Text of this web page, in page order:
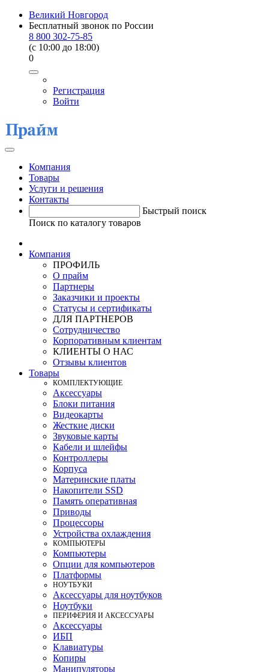
Великий Новгород
Бесплатный звонок по России
8 800 302-75-85
(c 10:00 до 18:00)
0
Регистрация
Войти
Компания
Товары
Услуги и решения
Контакты
Быстрый поиск
Поиск по каталогу товаров
Компания
ПРОФИЛЬ
О прайм
Партнеры
Заказчики и проекты
Статусы и сертификаты
ДЛЯ ПАРТНЕРОВ
Сотрудничество
Корпоративным клиентам
КЛИЕНТЫ О НАС
Отзывы клиентов
Товары
КOМПЛЕКТУЮЩИЕ
Аксессуары
Блоки питания
Видеокарты
Жесткие диски
Звуковые карты
Кабели и шлейфы
Контроллеры
Корпуса
Материнские платы
Накопители SSD
Память оперативная
Приводы
Процессоры
Устройства охлаждения
КОМПЬЮТЕРЫ
Компьютеры
Опции для компьютеров
Платформы
НОУТБУКИ
Аксессуары для ноутбуков
Ноутбуки
ПЕРИФЕРИЯ И АКСЕССУАРЫ
Аксессуары
ИБП
Клавиатуры
Копиры
Манипуляторы